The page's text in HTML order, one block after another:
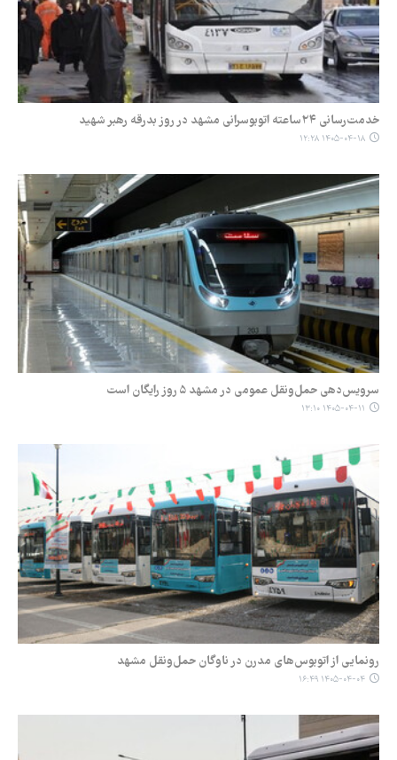
خدمت‌رسانی ۲۴ساعته اتوبوسرانی مشهد در روز بدرقه رهبر شهید
۱۴۰۵-۰۴-۱۸ ۱۲:۲۸
سرویس‌دهی حمل‌ونقل عمومی در مشهد ۵ روز رایگان است
۱۴۰۵-۰۴-۱۱ ۱۳:۱۰
رونمایی از اتوبوس‌های مدرن در ناوگان حمل‌ونقل مشهد
۱۴۰۵-۰۴-۰۴ ۱۶:۴۹